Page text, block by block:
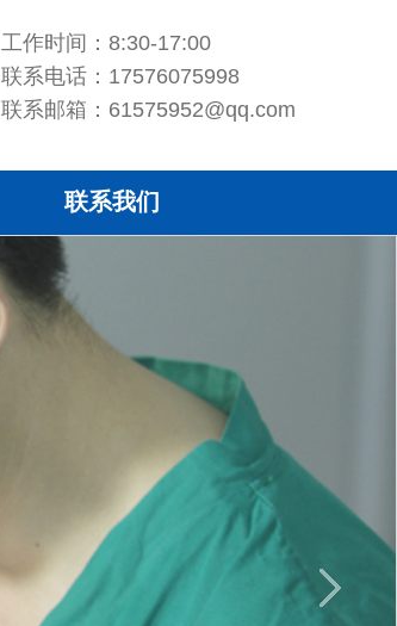
工作时间：8:30-17:00
联系电话：17576075998
联系邮箱：61575952@qq.com
联系我们